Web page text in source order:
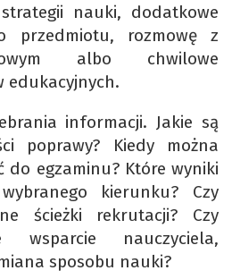
nauki, dodatkowe
przedmiotu, rozmowę z
albo chwilowe
edukacyjnych.
informacji. Jakie są
poprawy? Kiedy można
do egzaminu? Które wyniki
kierunku? Czy
ścieżki rekrutacji? Czy
wsparcie nauczyciela,
sposobu nauki?